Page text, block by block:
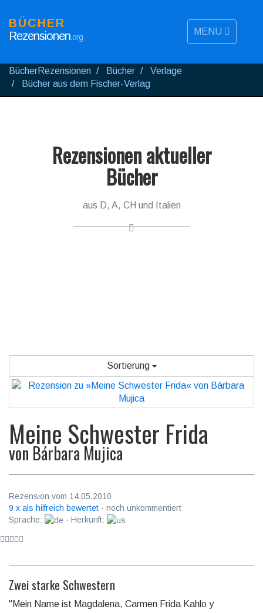
MENU
BÜCHER
Rezensionen.org
BücherRezensionen Bücher
Verlage
Bücher aus dem Fischer-Verlag
Rezensionen aktueller
Bücher
aus D, A, CH und Italien
Sortierung
Meine Schwester Frida
von Bárbara Mujica
Rezension vom 14.05.2010
9 x als hilfreich bewertet · noch unkommentiert
Sprache:
· Herkunft:
Zwei starke Schwestern
"Mein Name ist Magdalena, Carmen Frida Kahlo y